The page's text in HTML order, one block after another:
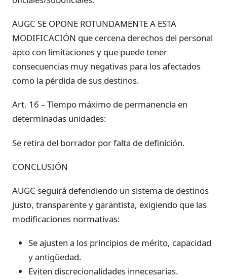
AUGC SE OPONE ROTUNDAMENTE A ESTA
MODIFICACIÓN que cercena derechos del personal
apto con limitaciones y que puede tener
consecuencias muy negativas para los afectados
como la pérdida de sus destinos.
Art. 16 – Tiempo máximo de permanencia en
determinadas unidades:
Se retira del borrador por falta de definición.
CONCLUSIÓN
AUGC seguirá defendiendo un sistema de destinos
justo, transparente y garantista, exigiendo que las
modificaciones normativas:
Se ajusten a los principios de mérito, capacidad
y antigüedad.
Eviten discrecionalidades innecesarias.